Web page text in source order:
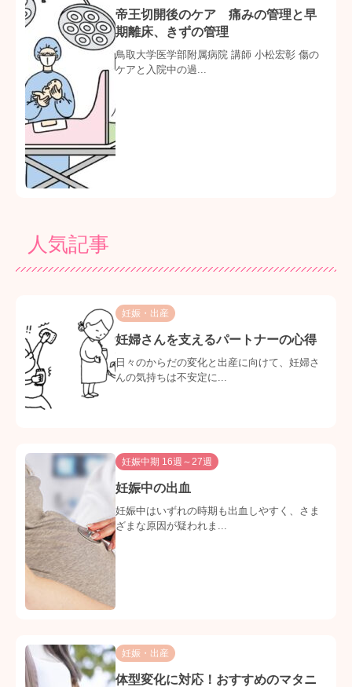
帝王切開後のケア 痛みの管理と早
期離床、きずの管理
鳥取大学医学部附属病院 講師 小松宏彰 傷の
ケアと入院中の過...
人気記事
妊娠・出産
妊婦さんを支えるパートナーの心得
日々のからだの変化と出産に向けて、妊婦さ
んの気持ちは不安定に...
妊娠中期 16週～27週
妊娠中の出血
妊娠中はいずれの時期も出血しやすく、さま
ざまな原因が疑われま...
妊娠・出産
体型変化に対応！おすすめのマタニ